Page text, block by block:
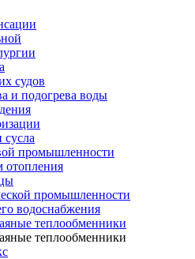
судов
и подогрева воды
промышленности
отопления
промышленности
водоснабжения
теплообменники
теплообменники